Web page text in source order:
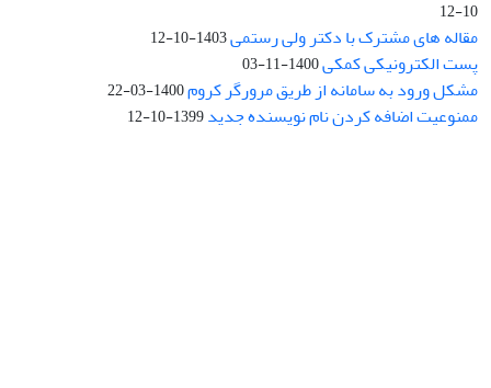
10-12
مقاله های مشترک با دکتر ولی رستمی1403-10-12
پست الکترونیکی کمکی1400-11-03
مشکل ورود به سامانه از طریق مرورگر کروم1400-03-22
ممنوعیت اضافه کردن نام نویسنده جدید1399-10-12